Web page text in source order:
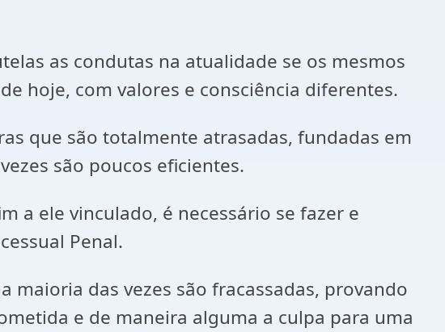
as condutas na atualidade se os mesmos
hoje, com valores e consciência diferentes.
que são totalmente atrasadas, fundadas em
são poucos eficientes.
a ele vinculado, é necessário se fazer e
Penal.
das vezes são fracassadas, provando
e de maneira alguma a culpa para uma